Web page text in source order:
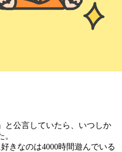
と公言していたら、いつしか
きなのは4000時間遊んでいる